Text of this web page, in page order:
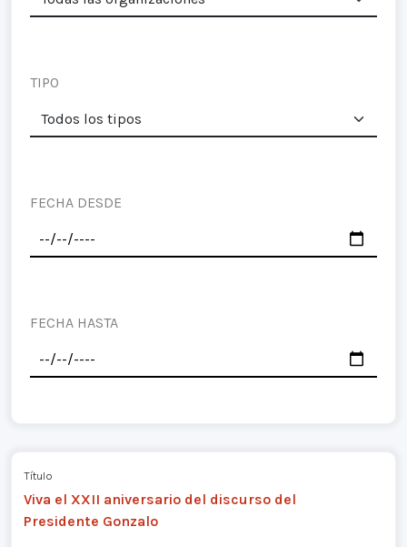
TIPO
FECHA DESDE
FECHA HASTA
Título
Viva el XXII aniversario del discurso del
Presidente Gonzalo